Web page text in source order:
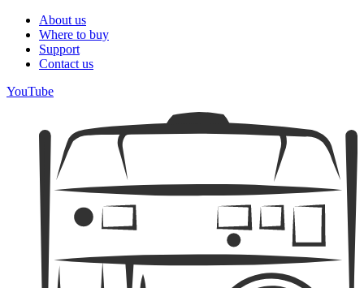
About us
Where to buy
Support
Contact us
YouTube